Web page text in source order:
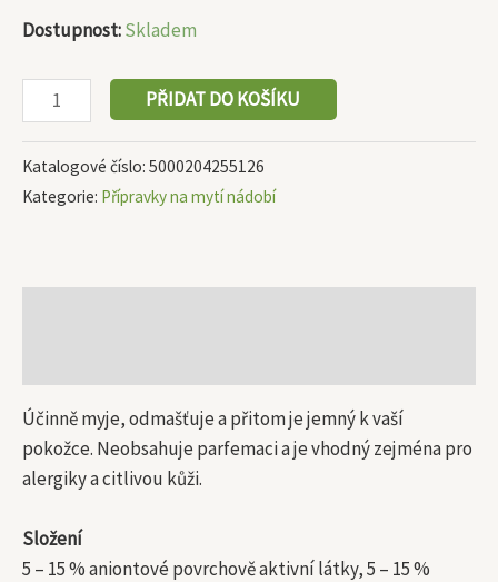
Dostupnost:Skladem
PŘIDAT DO KOŠÍKU
Katalogové číslo: 5000204255126
Kategorie: Přípravky na mytí nádobí
Účinně myje, odmašťuje a přitom je jemný k vaší
pokožce. Neobsahuje parfemaci a je vhodný zejména pro
alergiky a citlivou kůži.
Složení
5 – 15 % aniontové povrchově aktivní látky, 5 – 15 %